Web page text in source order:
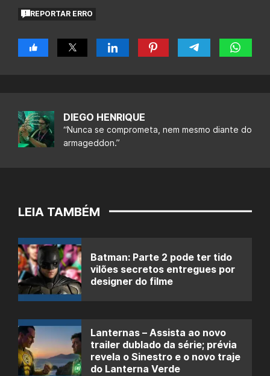
REPORTAR ERRO
DIEGO HENRIQUE
“Nunca se comprometa, nem mesmo diante do
armageddon.”
LEIA TAMBÉM
Batman: Parte 2 pode ter tido
vilões secretos entregues por
designer do filme
Lanternas – Assista ao novo
trailer dublado da série; prévia
revela o Sinestro e o novo traje
do Lanterna Verde